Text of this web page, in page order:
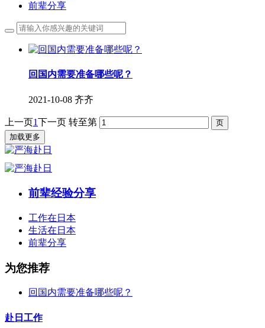
前辈分享
回国内需要准备哪些呢？
2021-10-08 齐齐
上一页1下一页 转至第
加载更多
前辈经验分享
工作在日本
生活在日本
前辈分享
为您推荐
回国内需要准备哪些呢？
赴日工作